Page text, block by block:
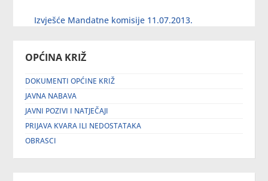
OPĆINA KRIŽ
DOKUMENTI OPĆINE KRIŽ
JAVNA NABAVA
JAVNI POZIVI I NATJEČAJI
PRIJAVA KVARA ILI NEDOSTATAKA
OBRASCI
Izvješće Mandatne komisije 11.07.2013.